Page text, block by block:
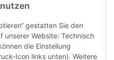
gestatten Sie den
unserer Website: Technisch
die Einstellung
Icon links unten). Weitere